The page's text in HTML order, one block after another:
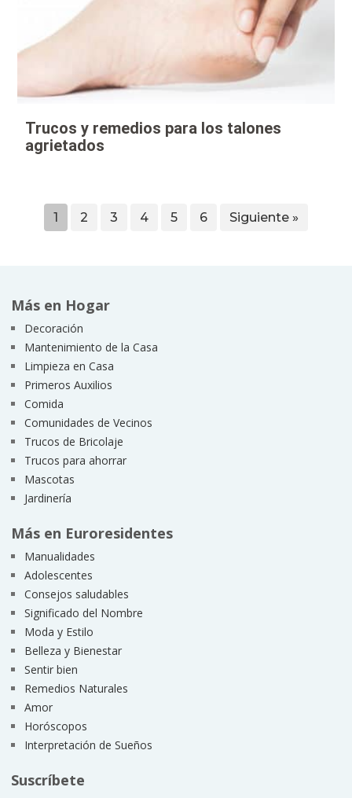
Trucos y remedios para los talones
agrietados
1 2 3 4 5 6 Siguiente »
Más en Hogar
Decoración
Mantenimiento de la Casa
Limpieza en Casa
Primeros Auxilios
Comida
Comunidades de Vecinos
Trucos de Bricolaje
Trucos para ahorrar
Mascotas
Jardinería
Más en Euroresidentes
Manualidades
Adolescentes
Consejos saludables
Significado del Nombre
Moda y Estilo
Belleza y Bienestar
Sentir bien
Remedios Naturales
Amor
Horóscopos
Interpretación de Sueños
Suscríbete